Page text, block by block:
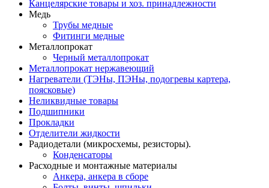
Канцелярские товары и хоз. принадлежности
Медь
Трубы медные
Фитинги медные
Металлопрокат
Черный металлопрокат
Металлопрокат нержавеющий
Нагреватели (ТЭНы, ПЭНы, подогревы картера,
поясковые)
Неликвидные товары
Подшипники
Прокладки
Отделители жидкости
Радиодетали (микросхемы, резисторы).
Конденсаторы
Расходные и монтажные материалы
Анкера, анкера в сборе